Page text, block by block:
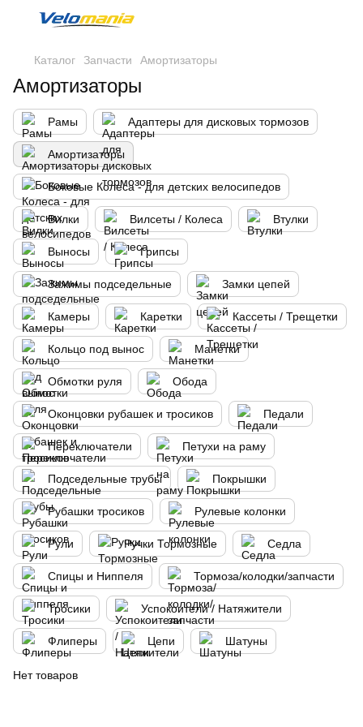
Каталог Запчасти Амортизаторы
Амортизаторы
Рамы Адаптеры для дисковых тормозов
Амортизаторы
Боковые Колеса - для детских велосипедов
Вилки Вилсеты / Колеса Втулки
Выносы Грипсы
Зажимы подседельные Замки цепей
Камеры Каретки Кассеты / Трещетки
Кольцо под вынос Манетки
Обмотки руля Обода
Оконцовки рубашек и тросиков Педали
Переключатели Петухи на раму
Подседельные трубы Покрышки
Рубашки тросиков Рулевые колонки
Рули Ручки Тормозные Седла
Спицы и Ниппеля Тормоза/колодки/запчасти
Тросики Успокоители / Натяжители
Флиперы Цепи Шатуны
Нет товаров